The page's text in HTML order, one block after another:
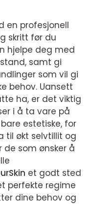
en profesjonell
skritt før du
hjelpe deg med
samt gi
som vil gi
behov. Uansett
ha, er det viktig
i å ta vare på
estetiske, for
til økt selvtillit og
de som ønsker å
et godt sted
perfekte regime
dine behov og